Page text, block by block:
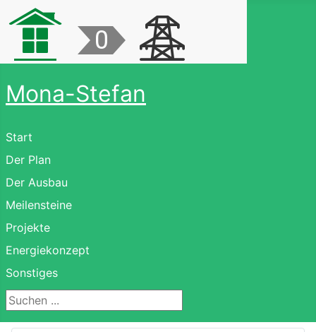
Mona-Stefan
Start
Der Plan
Der Ausbau
Meilensteine
Projekte
Energiekonzept
Sonstiges
Suchen ...